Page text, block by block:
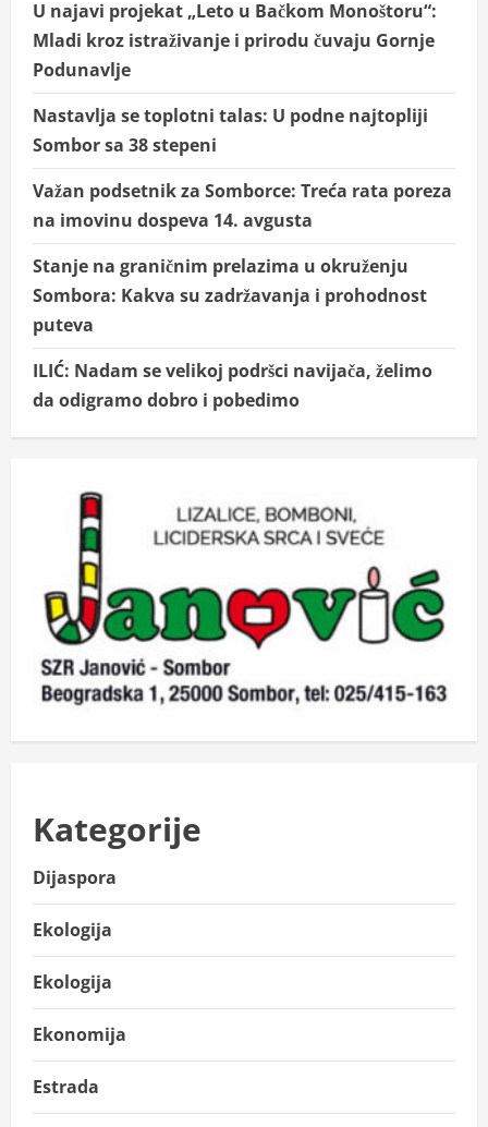
U najavi projekat „Leto u Bačkom Monoštoru“:
Mladi kroz istraživanje i prirodu čuvaju Gornje
Podunavlje
Nastavlja se toplotni talas: U podne najtopliji
Sombor sa 38 stepeni
Važan podsetnik za Somborce: Treća rata poreza
na imovinu dospeva 14. avgusta
Stanje na graničnim prelazima u okruženju
Sombora: Kakva su zadržavanja i prohodnost
puteva
ILIĆ: Nadam se velikoj podršci navijača, želimo
da odigramo dobro i pobedimo
Kategorije
Dijaspora
Ekologija
Ekologija
Ekonomija
Estrada